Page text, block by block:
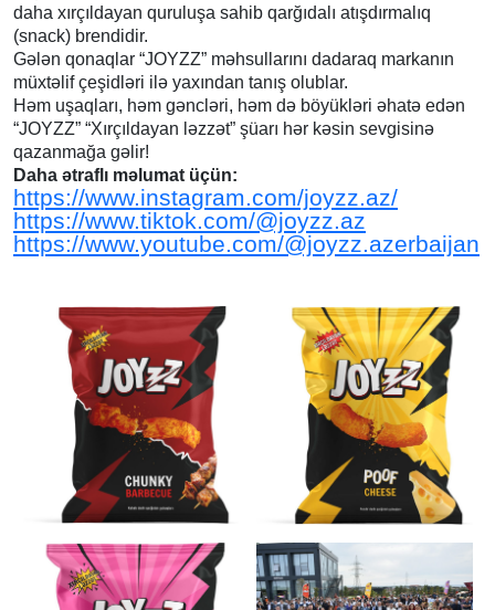
daha xırçıldayan quruluşa sahib qarğıdalı atışdırmalıq
(snack) brendidir.
Gələn qonaqlar “JOYZZ” məhsullarını dadaraq markanın
müxtəlif çeşidləri ilə yaxından tanış olublar.
Həm uşaqları, həm gəncləri, həm də böyükləri əhatə edən
“JOYZZ” “Xırçıldayan ləzzət” şüarı hər kəsin sevgisinə
qazanmağa gəlir!
Daha ətraflı məlumat üçün:
https://www.instagram.com/joyzz.az/
https://www.tiktok.com/@joyzz.az
https://www.youtube.com/@joyzz.azerbaijan